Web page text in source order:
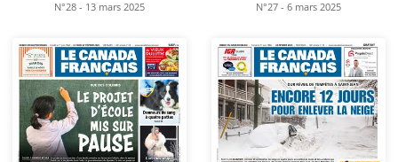
N°28 - 13 mars 2025 N°27 - 6 mars 2025